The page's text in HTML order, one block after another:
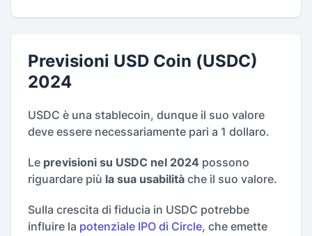
Previsioni USD Coin (USDC)
2024
USDC è una stablecoin, dunque il suo valore
deve essere necessariamente pari a 1 dollaro.
Le previsioni su USDC nel 2024 possono
riguardare più la sua usabilità che il suo valore.
Sulla crescita di fiducia in USDC potrebbe
influire la potenziale IPO di Circle, che emette